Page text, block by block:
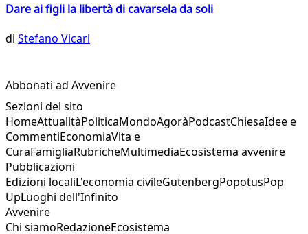
Dare ai figli la libertà di cavarsela da soli
di Stefano Vicari
Abbonati ad Avvenire
Sezioni del sito
HomeAttualitàPoliticaMondoAgoràPodcastChiesaIdee e
CommentiEconomiaVita e
CuraFamigliaRubricheMultimediaEcosistema avvenire
Pubblicazioni
Edizioni localiL'economia civileGutenbergPopotusPop
UpLuoghi dell'Infinito
Avvenire
Chi siamoRedazioneEcosistema